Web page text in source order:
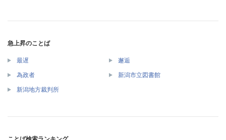
急上昇のことば
最遅 邂逅
為政者 新潟市立図書館
新潟地方裁判所